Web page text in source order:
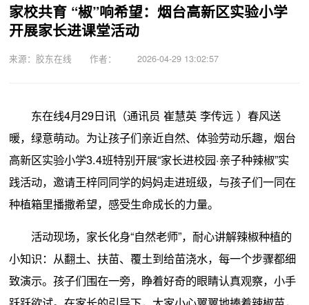
家校共育 “椒”响希望：烟台高新区实验小学
开展家长进课堂活动
来源：胶东在线 作者： 2026-04-29 13:02:57
东在线4月29日讯（通讯员 崔慧英 李传远 ）春风送
暖，绿意萌动。为让孩子们亲近自然、体验劳动乐趣，烟台
高新区实验小学3.4班特别开展“家长进校园·亲子种辣椒”实
践活动，邀请王梓同同学的妈妈走进班级，与孩子们一同在
种植箱里播撒希望，感受生命成长的力量。
活动现场，家长化身“自然老师”，耐心讲解辣椒种植的
小知识：从翻土、扶苗、覆土到给苗浇水，每一个步骤都细
致演示。孩子们围在一旁，睁着好奇的眼睛认真观察，小手